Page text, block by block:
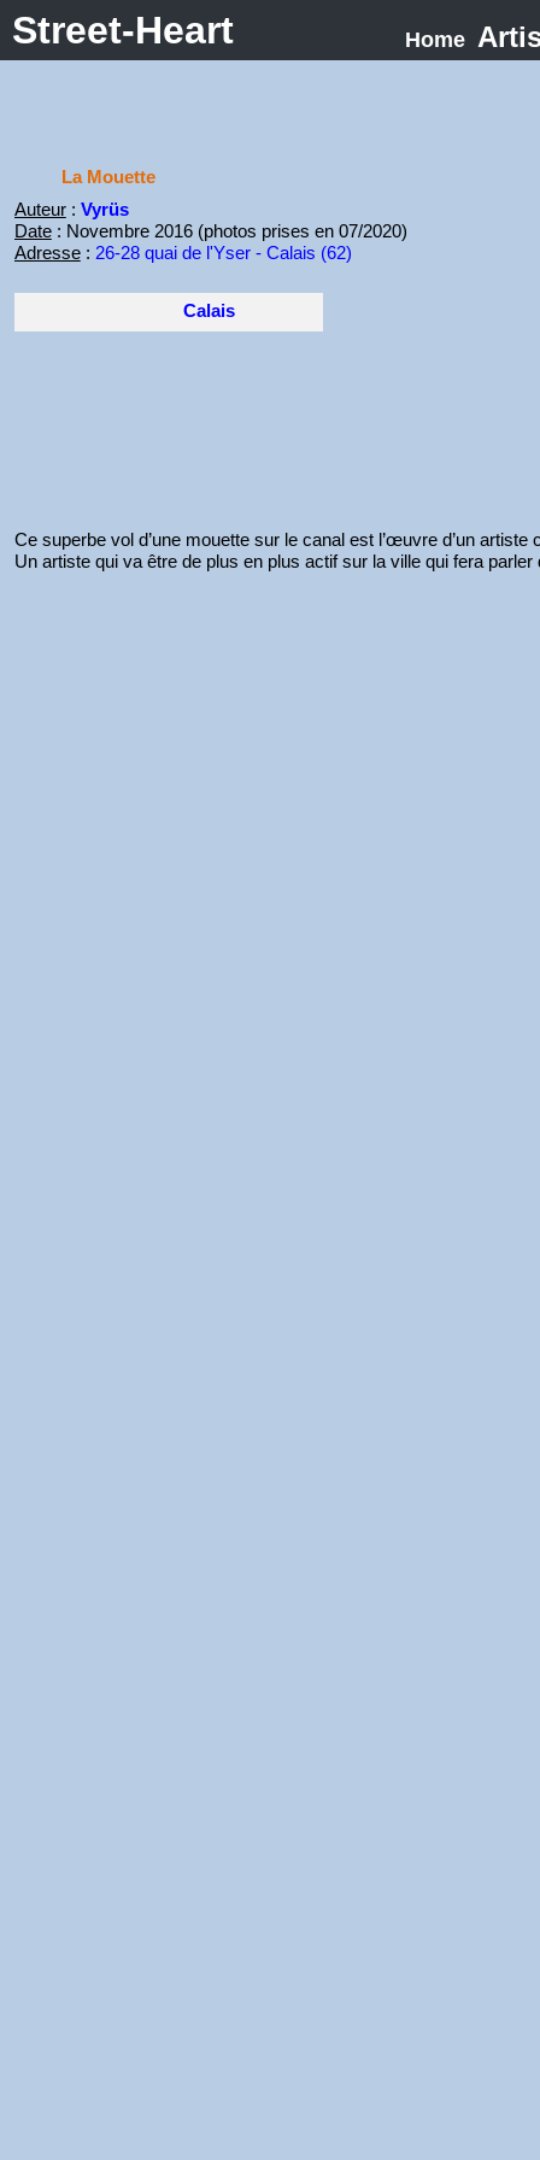
Street-Heart Home
La Mouette
Auteur: Vyrüs
Date: Novembre 2016 (photos prises en 07/2020)
Adresse: 26-28 quai de l'Yser - Calais (62)
Calais
Ce superbe vol d’une mouette sur le canal est l’œuvre d’un
Un artiste qui va être de plus en plus actif sur la ville qui fera